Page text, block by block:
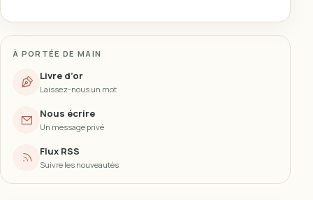
À PORTÉE DE MAIN
Livre d’or
Laissez-nous un mot
Nous écrire
Un message privé
Flux RSS
Suivre les nouveautés